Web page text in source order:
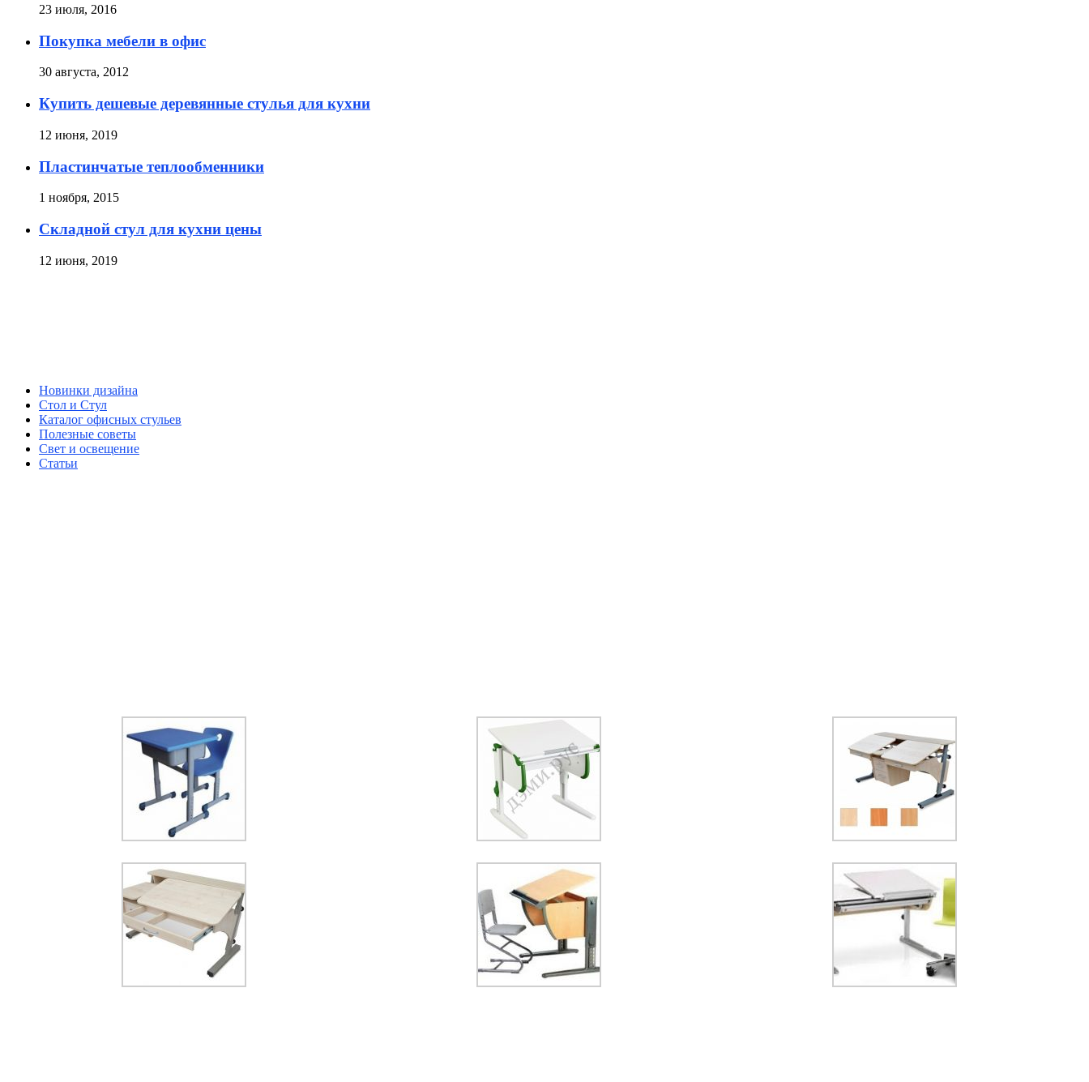
23 июля, 2016
Покупка мебели в офис
30 августа, 2012
Купить дешевые деревянные стулья для кухни
12 июня, 2019
Пластинчатые теплообменники
1 ноября, 2015
Складной стул для кухни цены
12 июня, 2019
Новинки дизайна
Стол и Стул
Каталог офисных стульев
Полезные советы
Свет и освещение
Статьи